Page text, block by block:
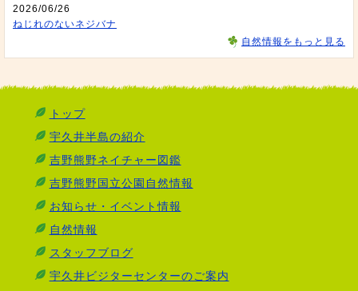
2026/06/26
ねじれのないネジバナ
自然情報をもっと見る
トップ
宇久井半島の紹介
吉野熊野ネイチャー図鑑
吉野熊野国立公園自然情報
お知らせ・イベント情報
自然情報
スタッフブログ
宇久井ビジターセンターのご案内